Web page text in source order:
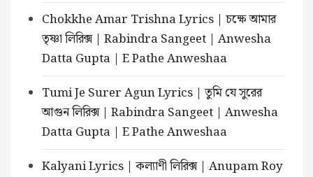
Chokkhe Amar Trishna Lyrics | চক্ষে আমার
তৃষ্ণা লিরিক্স | Rabindra Sangeet | Anwesha
Datta Gupta | E Pathe Anweshaa
Tumi Je Surer Agun Lyrics | তুমি যে সুরের
আগুন লিরিক্স | Rabindra Sangeet | Anwesha
Datta Gupta | E Pathe Anweshaa
Kalyani Lyrics | কল্যাণী লিরিক্স | Anupam Roy